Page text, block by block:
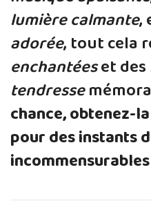
lumière calmante,
adorée, tout cela
enchantéeset des
tendresse
chance, obtenez-
pour des instants